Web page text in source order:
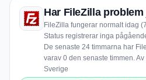
Har FileZilla
FileZilla fungerar normalt idag
Status registrerar inga
De senaste 24 timmarna har
varav 0 den senaste timmen.
Sverige